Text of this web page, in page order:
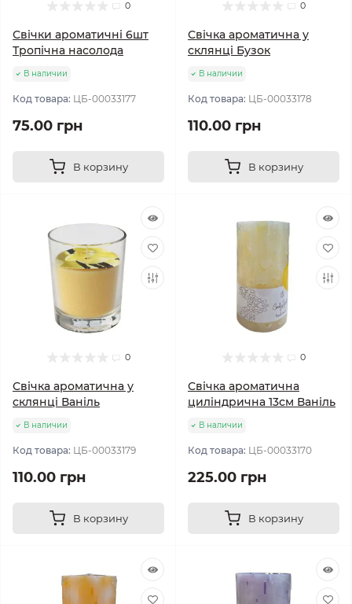
0
Свічки ароматичні 6шт
Тропічна насолода
В наличии
Код товара: ЦБ-00033177
75.00 грн
В корзину
0
Свічка ароматична у
склянці Бузок
В наличии
Код товара: ЦБ-00033178
110.00 грн
В корзину
0
Свічка ароматична у
склянці Ваніль
В наличии
Код товара: ЦБ-00033179
110.00 грн
В корзину
0
Свічка ароматична
циліндрична 13см Ваніль
В наличии
Код товара: ЦБ-00033170
225.00 грн
В корзину